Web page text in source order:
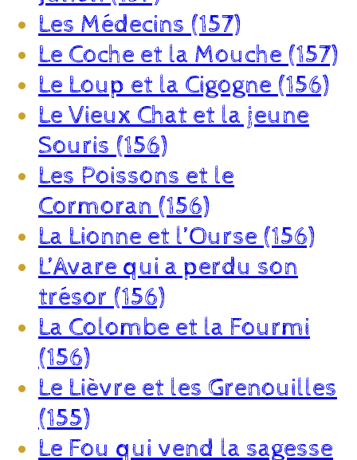
Les Médecins (157)
Le Coche et la Mouche (157)
Le Loup et la Cigogne (156)
Le Vieux Chat et la jeune
Souris (156)
Les Poissons et le
Cormoran (156)
La Lionne et l’Ourse (156)
L’Avare qui a perdu son
trésor (156)
La Colombe et la Fourmi
(156)
Le Lièvre et les Grenouilles
(155)
Le Fou qui vend la sagesse